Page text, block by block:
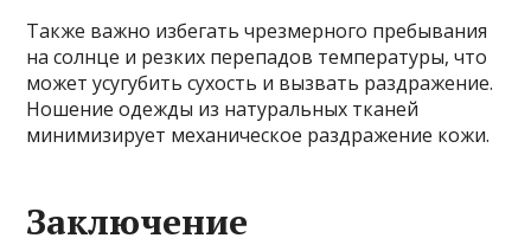
Также важно избегать чрезмерного пребывания
на солнце и резких перепадов температуры, что
может усугубить сухость и вызвать раздражение.
Ношение одежды из натуральных тканей
минимизирует механическое раздражение кожи.
Заключение